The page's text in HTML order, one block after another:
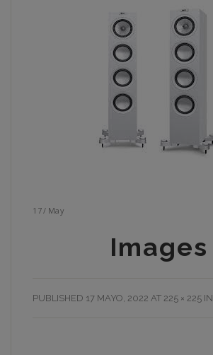
17/ May
Images
PUBLISHED 17 MAYO, 2022 AT 225 × 225 IN